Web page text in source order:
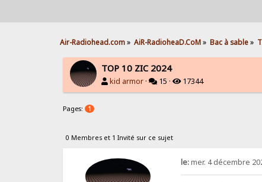
Air-Radiohead.com» AiR-RadioheaD.CoM» Bac à sable»
TOP 10 ZIC 2024
kid armor· 15 · 17344
Pages: 1
0 Membres et 1 Invité sur ce sujet
le:mer. 4 décembre